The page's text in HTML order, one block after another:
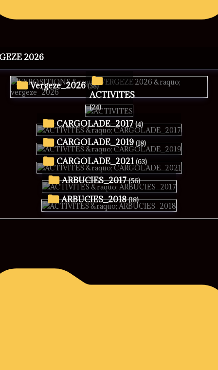
2026
vergeze_2026 (38)
ACTIVITES
(24)
CARGOLADE_2017 (4)
CARGOLADE_2019 (18)
CARGOLADE_2021 (63)
ARBUCIES_2017 (56)
ARBUCIES_2018 (18)